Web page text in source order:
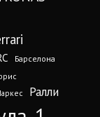
Барселона
Ралли